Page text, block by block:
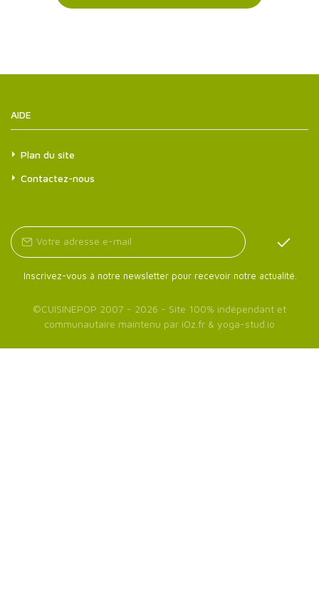
AIDE
Plan du site
Contactez-nous
Inscrivez-vous à notre newsletter pour recevoir notre actualité.
©CUISINEPOP 2007 - 2026 - Site 100% indépendant et
communautaire maintenu par iOz.fr & yoga-stud.io